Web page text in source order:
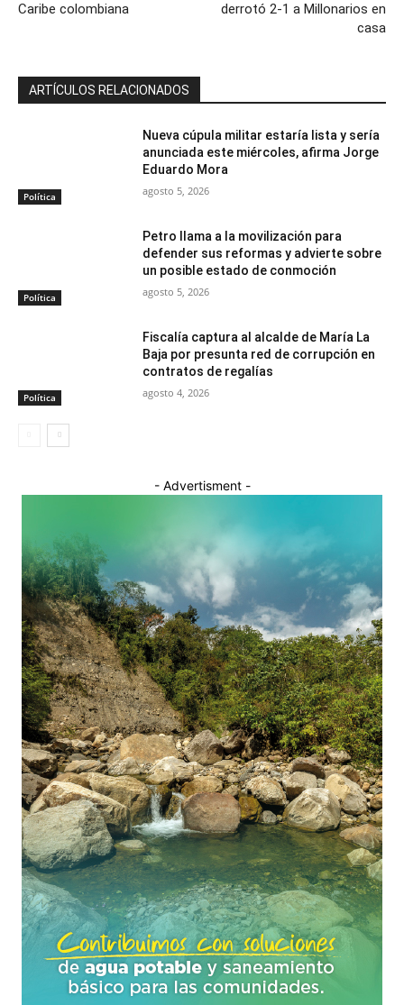
Caribe colombiana
derrotó 2-1 a Millonarios en
casa
ARTÍCULOS RELACIONADOS
Política
Nueva cúpula militar estaría lista y sería
anunciada este miércoles, afirma Jorge
Eduardo Mora
agosto 5, 2026
Política
Petro llama a la movilización para
defender sus reformas y advierte sobre
un posible estado de conmoción
agosto 5, 2026
Política
Fiscalía captura al alcalde de María La
Baja por presunta red de corrupción en
contratos de regalías
agosto 4, 2026
- Advertisment -